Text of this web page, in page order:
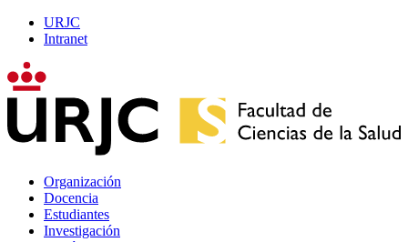
URJC
Intranet
Organización
Docencia
Estudiantes
Investigación